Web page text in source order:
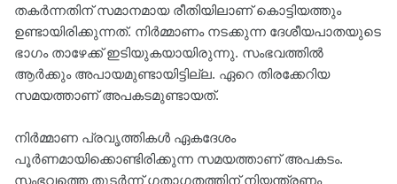
തകര്‍ന്നതിന് സമാനമായ രീതിയിലാണ് കൊട്ടിയത്തും
ഉണ്ടായിരിക്കുന്നത്. നിര്‍മ്മാണം നടക്കുന്ന ദേശീയപാതയുടെ
ഭാഗം താഴേക്ക് ഇടിയുകയായിരുന്നു. സംഭവത്തില്‍
ആര്‍ക്കും അപായമുണ്ടായിട്ടില്ല. ഏറെ തിരക്കേറിയ
സമയത്താണ് അപകടമുണ്ടായത്.
നിര്‍മ്മാണ പ്രവൃത്തികള്‍ ഏകദേശം
പൂര്‍ണമായിക്കൊണ്ടിരിക്കുന്ന സമയത്താണ് അപകടം.
സംഭവത്തെ തുടര്‍ന്ന് ഗതാഗതത്തിന് നിയന്ത്രണം